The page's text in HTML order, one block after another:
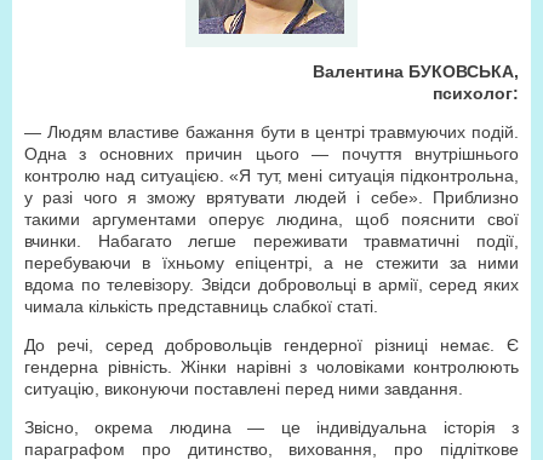
Валентина БУКОВСЬКА,
психолог:
— Людям властиве бажання бути в центрі травмуючих подій.
Одна з основних причин цього — почуття внутрішнього
контролю над ситуацією. «Я тут, мені ситуація підконтрольна,
у разі чого я зможу врятувати людей і себе». Приблизно
такими аргументами оперує людина, щоб пояснити свої
вчинки. Набагато легше переживати травматичні події,
перебуваючи в їхньому епіцентрі, а не стежити за ними
вдома по телевізору. Звідси добровольці в армії, серед яких
чимала кількість представниць слабкої статі.
До речі, серед добровольців гендерної різниці немає. Є
гендерна рівність. Жінки нарівні з чоловіками контролюють
ситуацію, виконуючи поставлені перед ними завдання.
Звісно, окрема людина — це індивідуальна історія з
параграфом про дитинство, виховання, про підліткове